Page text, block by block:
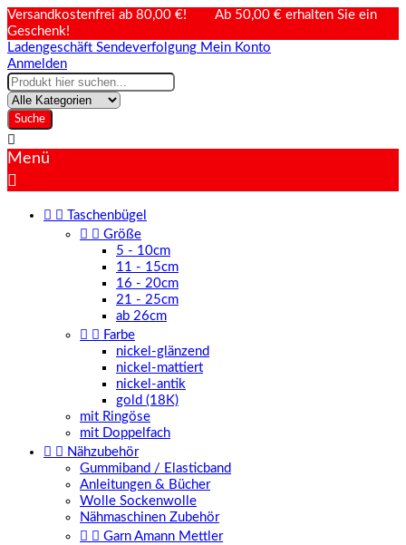
Versandkostenfrei ab 80,00 €! Ab 50,00 € erhalten Sie ein
Geschenk!
Ladengeschäft Sendeverfolgung Mein Konto
Anmelden
Suche

Menü

 
Taschenbügel
  Größe
5 - 10cm
11 - 15cm
16 - 20cm
21 - 25cm
ab 26cm
  Farbe
nickel-glänzend
nickel-mattiert
nickel-antik
gold (18K)
mit Ringöse
mit Doppelfach
  Nähzubehör
Gummiband / Elasticband
Anleitungen & Bücher
Wolle Sockenwolle
Nähmaschinen Zubehör
  Garn Amann Mettler